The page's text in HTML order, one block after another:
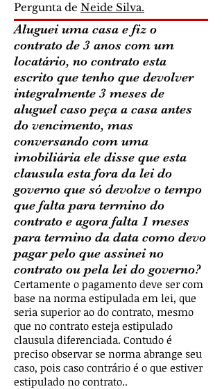
Pergunta de Neide Silva.
Aluguei uma casa e fiz o
contrato de 3 anos com um
locatário, no contrato esta
escrito que tenho que devolver
integralmente 3 meses de
aluguel caso peça a casa antes
do vencimento, mas
conversando com uma
imobiliária ele disse que esta
clausula esta fora da lei do
governo que só devolve o tempo
que falta para termino do
contrato e agora falta 1 meses
para termino da data como devo
pagar pelo que assinei no
contrato ou pela lei do governo?
Certamente o pagamento deve ser com
base na norma estipulada em lei, que
seria superior ao do contrato, mesmo
que no contrato esteja estipulado
clausula diferenciada. Contudo é
preciso observar se norma abrange seu
caso, pois caso contrário é o que estiver
estipulado no contrato..